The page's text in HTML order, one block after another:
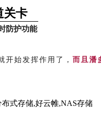
关卡
防护功能
始发挥作用了， 而且潘